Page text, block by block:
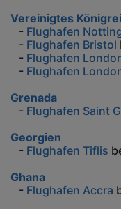
Vereinigtes
- Flughafen
- Flughafen Bristol
- Flughafen
- Flughafen
Grenada
- Flughafen Saint
Georgien
- Flughafen Tiflis
Ghana
- Flughafen Accra